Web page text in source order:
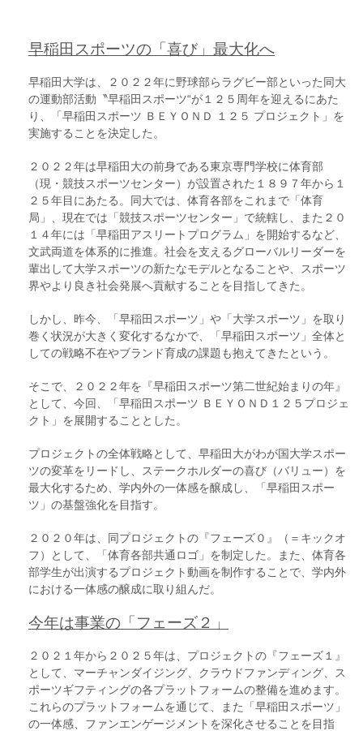
早稲田スポーツの「喜び」最大化へ
早稲田大学は、２０２２年に野球部らラグビー部といった同大
の運動部活動〝早稲田スポーツ“が１２５周年を迎えるにあた
り、「早稲田スポーツ ＢＥＹＯＮＤ １２５ プロジェクト」を
実施することを決定した。
２０２２年は早稲田大の前身である東京専門学校に体育部
（現・競技スポーツセンター）が設置された１８９７年から１
２５年目にあたる。同大では、体育各部をこれまで「体育
局」、現在では「競技スポーツセンター」で統轄し、また２０
１４年には「早稲田アスリートプログラム」を開始するなど、
文武両道を体系的に推進。社会を支えるグローバルリーダーを
輩出して大学スポーツの新たなモデルとなることや、スポーツ
界やより良き社会発展へ貢献することを目指してきた。
しかし、昨今、「早稲田スポーツ」や「大学スポーツ」を取り
巻く状況が大きく変化するなかで、「早稲田スポーツ」全体と
しての戦略不在やブランド育成の課題も抱えてきたという。
そこで、２０２２年を『早稲田スポーツ第二世紀始まりの年』
として、今回、「早稲田スポーツ ＢＥＹＯＮＤ１２５プロジェ
クト」を展開することとした。
プロジェクトの全体戦略として、早稲田大がわが国大学スポー
ツの変革をリードし、ステークホルダーの喜び（バリュー）を
最大化するため、学内外の一体感を醸成し、「早稲田スポー
ツ」の基盤強化を目指す。
２０２０年は、同プロジェクトの『フェーズ０』（＝キックオ
フ）として、「体育各部共通ロゴ」を制定した。また、体育各
部学生が出演するプロジェクト動画を制作することで、学内外
における一体感の醸成に取り組んだ。
今年は事業の「フェーズ２」
２０２１年から２０２５年は、プロジェクトの『フェーズ１』
として、マーチャンダイジング、クラウドファンディング、ス
ポーツギフティングの各プラットフォームの整備を進めます。
これらのプラットフォームを通じて、また「早稲田スポーツ」
の一体感、ファンエンゲージメントを深化させることを目指